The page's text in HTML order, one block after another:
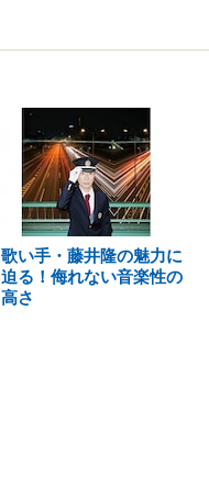
歌い手・藤井隆の魅力に
迫る！侮れない音楽性の
高さ